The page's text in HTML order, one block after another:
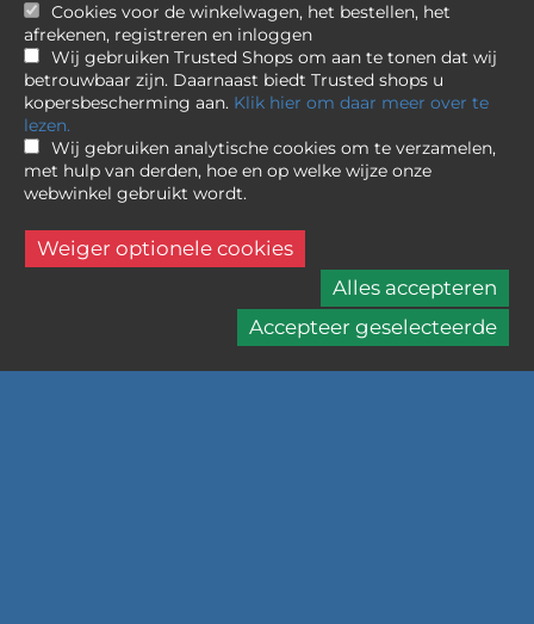
NikonNikkor Z 70-200mm f/2.8 S
Cookies voor de winkelwagen, het bestellen, het
afrekenen, registreren en inloggen
Wij gebruiken Trusted Shops om aan te tonen dat wij
betrouwbaar zijn. Daarnaast biedt Trusted shops u
kopersbescherming aan. Klik hier om daar meer over te
lezen.
Wij gebruiken analytische cookies om te verzamelen,
met hulp van derden, hoe en op welke wijze onze
webwinkel gebruikt wordt.
Weiger optionele cookies
Alles accepteren
Accepteer geselecteerde